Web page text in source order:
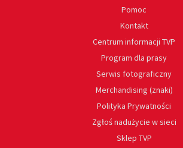
Pomoc
Kontakt
Centrum informacji TVP
Program dla prasy
Serwis fotograficzny
Merchandising (znaki)
Polityka Prywatności
Zgłoś nadużycie w sieci
Sklep TVP